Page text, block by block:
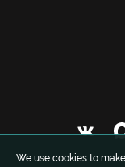
We use cookies to